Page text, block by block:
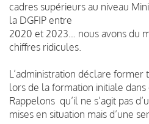
cadres supérieurs au niveau
la DGFIP entre
2020 et 2023… nous avons du
chiffres ridicules.
L’administration déclare former
lors de la formation initiale dans
Rappelons qu’il ne s’agit pas
mises en situation mais d’une